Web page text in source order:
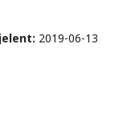
2019-06-13